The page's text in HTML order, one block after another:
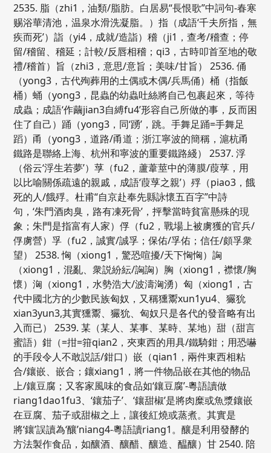
2535. 脂（zhi1，油類/脂肪。白居易“長恨歌”中詞句-春寒
赐浴華清池，温泉水滑洗凝脂。）指（成語‘千夫所指，無
疾而死’）詣（yi4，成就/造詣）稽（ji1，查考/稽查；停
留/稽留、稽延；計較/反唇相稽；qi3，古時叩首至地的敬
禮/稽首）旨（zhi3，意思/意旨；美味/甘旨） 2536. 俑
（yong3，古代殉葬用的土偶或木偶/兵馬俑）桶（指飯
桶）蛹（yong3，昆蟲的幼蟲吐絲將自己包裹起來，等待
成蟲；成語‘作繭jian3自縛fu4’形容自己所做的事，反而困
住了自己）踊（yong3，同‘踴’，跳。手舞足踊=手舞足
蹈）甬（yong3，道路/甬道；浙江寧波的簡稱，滬杭甬
鐵路是聯絡上海、杭州和寧波的重要鐵路綫） 2537. 浮
（俗云‘浮生若夢’）莩（fu2，蘆葦莖中的薄膜/葭莩，用
以比喻關係疏遠的親戚，成語‘葭莩之親’）殍（piao3，餓
死的人/餓殍。杜甫“自京赴奉先縣詠懷五百字”中詩
句，‘朱門酒肉臭，路有凍死骨’，抨擊當時貧富懸殊的現
象；朱門是指富有人家）俘（fu2，戰場上被虜獲的官兵/
俘虜營）孚（fu2，誠實/誠孚；保佑/孚佑；信任/頗孚衆
望） 2538. 恟（xiong1，驚恐喧擾/天下恟恟）詾
（xiong1，混亂、衆説紛紜/詾詾）胸（xiong1，襟懷/胸
懷）洶（xiong1，水勢浩大/波濤洶湧）匈（xiong1，古
代中國北方的少數民族匈奴，又稱獯鬻xun1yu4、玁狁
xian3yun3,其實獯鬻、玁狁、匈奴只是各代的發音略有出
入而已） 2539. 某（某人、某事、某時、某地）甜（甜言
蜜語）鉗（=拑=箝qian2，夾東西的用具/鐵騎鉗；用恐嚇
的手段令人不敢説話/鉗口）嵌（qian1，兩件東西相粘
合/鑲嵌、嵌合；鑲xiang1，將一件物品嵌在其他的物品
上/鑲豆腐；又客家風味的食品如‘鑲豆腐’-粵語讀做
riang1dao1fu3、‘鑲茄子’、‘鑲甜椒’是將肉糜或魚漿鑲嵌
在豆腐、茄子或甜椒之上，讓後紅燒或蒸煮。其實是
將‘鑲’誤讀為‘釀’niang4-粵語讀riang1。釀是利用發酵的
方法製作食品，如釀酒、釀醋、釀造、醖釀）甘 2540. 陪